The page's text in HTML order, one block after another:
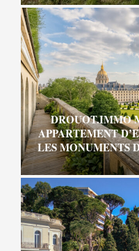
DROUOT.IMMO
APPARTEMENT
LES MONUMENTS